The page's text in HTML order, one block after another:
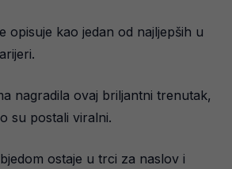
opisuje kao jedan od najljepših u
nagradila ovaj briljantni trenutak,
su postali viralni.
ostaje u trci za naslov i